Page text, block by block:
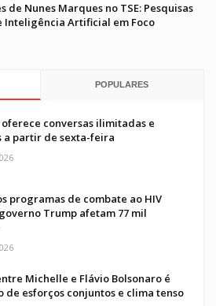
de Nunes Marques no TSE: Pesquisas
Inteligência Artificial em Foco
POPULARES
oferece conversas ilimitadas e
a partir de sexta-feira
programas de combate ao HIV
Trump afetam 77 mil
Michelle e Flávio Bolsonaro é
de esforços conjuntos e clima tenso